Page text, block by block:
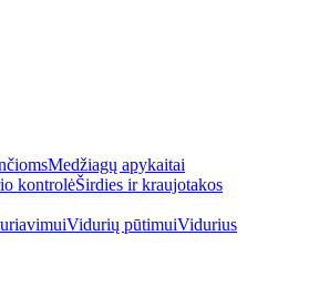
Medžiagų apykaitai
kontrolėŠirdies ir kraujotakos
Vidurių pūtimuiVidurius